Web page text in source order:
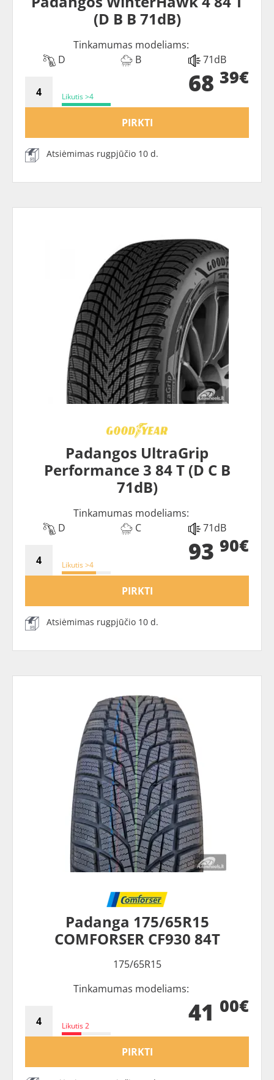
(D B B 71dB)
Tinkamumas modeliams:
D
B 71dB
Likutis >4 68 39€
PIRKTI
Atsiėmimas rugpjūčio 10 d.
Padangos UltraGrip
Performance 3 84 T (D C B
71dB)
Tinkamumas modeliams:
D
C 71dB
Likutis >4 93 90€
PIRKTI
Atsiėmimas rugpjūčio 10 d.
Padanga 175/65R15
COMFORSER CF930 84T
175/65R15
Tinkamumas modeliams:
Likutis 2 41 00€
PIRKTI